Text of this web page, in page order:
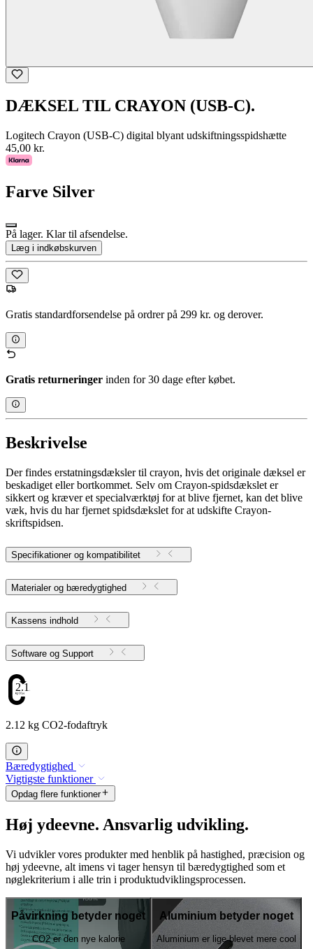
DÆKSEL TIL CRAYON (USB-C).
Logitech Crayon (USB-C) digital blyant udskiftningsspidshætte
45,00 kr.
Farve Silver
På lager. Klar til afsendelse.
Læg i indkøbskurven
Gratis standardforsendelse på ordrer på 299 kr. og derover.
Gratis returneringer inden for 30 dage efter købet.
Beskrivelse
Der findes erstatningsdæksler til crayon, hvis det originale dæksel er
beskadiget eller bortkommet. Selv om Crayon-spidsdækslet er
sikkert og kræver et specialværktøj for at blive fjernet, kan det blive
væk, hvis du har fjernet spidsdækslet for at udskifte Crayon-
skriftspidsen.
Specifikationer og kompatibilitet
Materialer og bæredygtighed
Kassens indhold
Software og Support
2.12
2.12 kg CO2-fodaftryk
Bæredygtighed
Vigtigste funktioner
Opdag flere funktioner
Høj ydeevne. Ansvarlig udvikling.
Vi udvikler vores produkter med henblik på hastighed, præcision og
høj ydeevne, alt imens vi tager hensyn til bæredygtighed som et
nøglekriterium i alle trin i produktudviklingsprocessen.
Påvirkning betyder noget
CO2 er den nye kalorie
Aluminium betyder noget
Aluminium er lige blevet mere cool